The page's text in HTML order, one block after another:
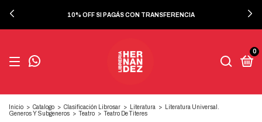
10% OFF SI PAGÁS CON TRANSFERENCIA
0
Inicio > Catalogo > Clasificación Librosar > Literatura >
Literatura Universal.
Generos Y Subgeneros > Teatro > Teatro De Titeres